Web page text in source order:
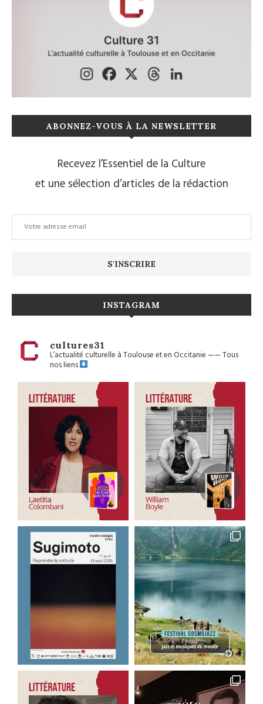
ABONNEZ-VOUS À LA NEWSLETTER
Recevez l’Essentiel de la Culture
et une sélection d’articles de la rédaction
INSTAGRAM
cultures31
L’actualité culturelle à Toulouse et en Occitanie——Tous
nos liens